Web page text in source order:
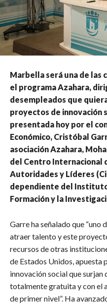
Marbella será una de las
el programa Azahara,
desempleados que
proyectos de innovación
presentada hoy por el
Económico, Cristóbal
asociación Azahara,
del Centro Internacional
Autoridades y Líderes
dependiente del
Formación y la
Garre ha señalado que “uno
atraer talento y este
recursos de otras
de Estados Unidos, apuesta
innovación social que surjan
totalmente gratuita y con el
de primer nivel”. Ha